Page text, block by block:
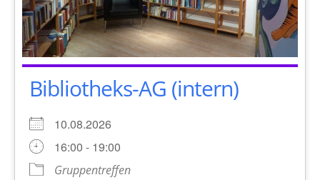
Bibliotheks-AG (intern)
10.08.2026
16:00 - 19:00
Gruppentreffen